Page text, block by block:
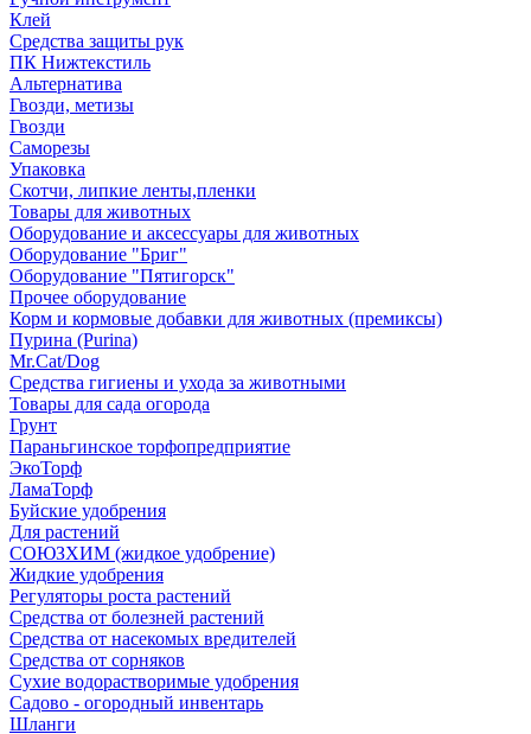
Клей
Средства защиты рук
ПК Нижтекстиль
Альтернатива
Гвозди, метизы
Гвозди
Саморезы
Упаковка
Скотчи, липкие ленты,пленки
Товары для животных
Оборудование и аксессуары для животных
Оборудование "Бриг"
Оборудование "Пятигорск"
Прочее оборудование
Корм и кормовые добавки для животных (премиксы)
Пурина (Purina)
Mr.Cat/Dog
Средства гигиены и ухода за животными
Товары для сада огорода
Грунт
Параньгинское торфопредприятие
ЭкоТорф
ЛамаТорф
Буйские удобрения
Для растений
СОЮЗХИМ (жидкое удобрение)
Жидкие удобрения
Регуляторы роста растений
Средства от болезней растений
Средства от насекомых вредителей
Средства от сорняков
Сухие водорастворимые удобрения
Садово - огородный инвентарь
Шланги